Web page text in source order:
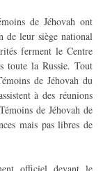
de Jéhovah ont
de leur siège national
ferment le Centre
toute la Russie. Tout
de Jéhovah du
à des réunions
de Jéhovah de
mais pas libres de